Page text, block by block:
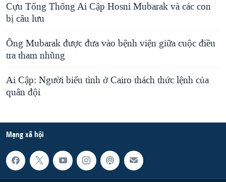
Cựu Tổng Thống Ai Cập Hosni Mubarak và các con
bị câu lưu
Ông Mubarak được đưa vào bệnh viện giữa cuộc điều
tra tham nhũng
Ai Cập: Người biểu tình ở Cairo thách thức lệnh của
quân đội
Mạng xã hội